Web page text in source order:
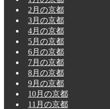
2月の京都
3月の京都
4月の京都
5月の京都
6月の京都
7月の京都
8月の京都
9月の京都
10月の京都
11月の京都